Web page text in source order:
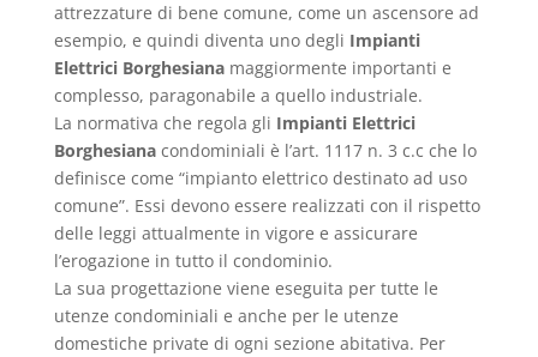
attrezzature di bene comune, come un ascensore ad
esempio, e quindi diventa uno degli Impianti
Elettrici Borghesianamaggiormente importanti e
complesso, paragonabile a quello industriale.
La normativa che regola gli Impianti Elettrici
Borghesianacondominiali è l’art. 1117 n. 3 c.c che lo
definisce come “impianto elettrico destinato ad uso
comune”. Essi devono essere realizzati con il rispetto
delle leggi attualmente in vigore e assicurare
l’erogazione in tutto il condominio.
La sua progettazione viene eseguita per tutte le
utenze condominiali e anche per le utenze
domestiche private di ogni sezione abitativa. Per